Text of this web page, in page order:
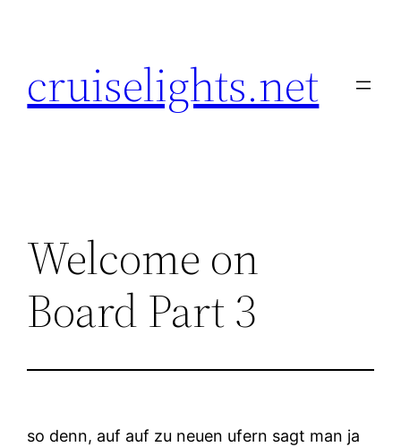
cruiselights.net
Welcome on
Board Part 3
so denn, auf auf zu neuen ufern sagt man ja